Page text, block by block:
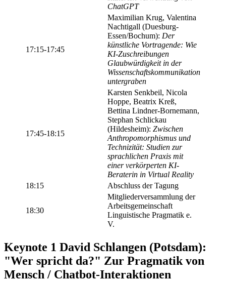
ChatGPT
17:15-17:45
Maximilian Krug, Valentina
Nachtigall (Duesburg-
Essen/Bochum): Der
künstliche Vortragende: Wie
KI-Zuschreibungen
Glaubwürdigkeit in der
Wissenschaftskommunikation
untergraben
17:45-18:15
Karsten Senkbeil, Nicola
Hoppe, Beatrix Kreß,
Bettina Lindner-Bornemann,
Stephan Schlickau
(Hildesheim): Zwischen
Anthropomorphismus und
Technizität: Studien zur
sprachlichen Praxis mit
einer verkörperten KI-
Beraterin in Virtual Reality
18:15
Abschluss der Tagung
18:30
Mitgliederversammlung der
Arbeitsgemeinschaft
Linguistische Pragmatik e.
V.
Keynote 1 David Schlangen (Potsdam):
"Wer spricht da?" Zur Pragmatik von
Mensch / Chatbot-Interaktionen